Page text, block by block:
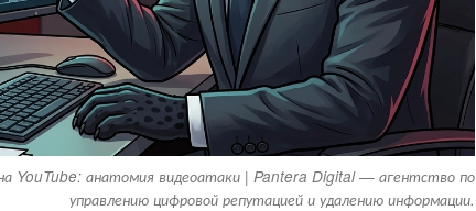
YouTube: анатомия видеоатаки | Pantera Digital — агентство по
управлению цифровой репутацией и удалению информации.